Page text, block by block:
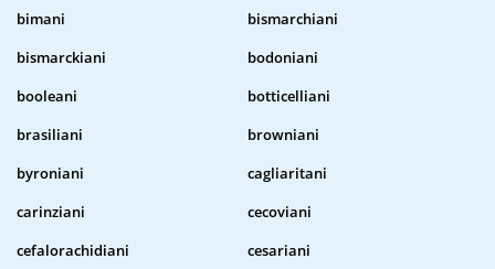
bimani
bismarchiani
bismarckiani
bodoniani
booleani
botticelliani
brasiliani
browniani
byroniani
cagliaritani
carinziani
cecoviani
cefalorachidiani
cesariani